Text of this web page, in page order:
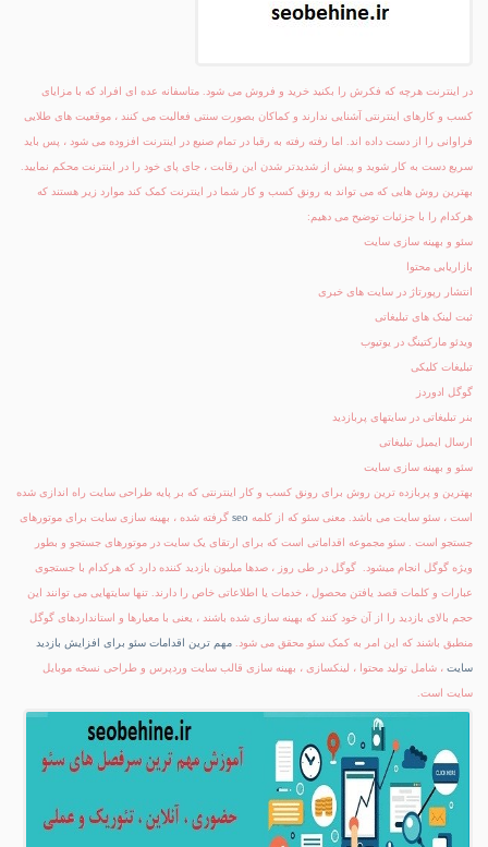
در اینترنت هرچه که فکرش را بکنید خرید و فروش می شود. متاسفانه عده ای افراد که با مزایای
کسب و کارهای اینترنتی آشنایی ندارند و کماکان بصورت سنتی فعالیت می کنند ، موقعیت های طلایی
فراوانی را از دست داده اند. اما رفته رفته به رقبا در تمام صنیع در اینترنت افزوده می شود ، پس باید
سریع دست به کار شوید و پیش از شدیدتر شدن این رقابت ، جای پای خود را در اینترنت محکم نمایید.
بهترین روش هایی که می تواند به رونق کسب و کار شما در اینترنت کمک کند موارد زیر هستند که
هرکدام را با جزئیات توضیح می دهیم:
سئو و بهینه سازی سایت
بازاریابی محتوا
انتشار رپورتاژ در سایت های خبری
ثبت لینک های تبلیغاتی
ویدئو مارکتینگ در یوتیوب
تبلیغات کلیکی
گوگل ادوردز
بنر تبلیغاتی در سایتهای پربازدید
ارسال ایمیل تبلیغاتی
سئو و بهینه سازی سایت
بهترین و پربازده ترین روش برای رونق کسب و کار اینترنتی که بر پایه طراحی سایت راه اندازی شده
است ، سئو سایت می باشد. معنی سئو که از کلمه seo گرفته شده ، بهینه سازی سایت برای موتورهای
جستجو است .سئو مجموعه اقداماتی است که برای ارتقای یک سایت در موتورهای جستجو و بطور
ویژه گوگل انجام میشود. گوگل در طی روز ، صدها میلیون بازدید کننده دارد که هرکدام با جستجوی
عبارات و کلمات قصد یافتن محصول ، خدمات یا اطلاعاتی خاص را دارند. تنها سایتهایی می توانند این
حجم بالای بازدید را از آن خود کنند که بهینه سازی شده باشند ، یعنی با معیارها و استانداردهای گوگل
منطبق باشند که این امر به کمک سئو محقق می شود.مهم ترین اقدامات سئو برای افزایش بازدید
سایت ، شامل تولید محتوا ، لینکسازی ، بهینه سازی قالب سایت وردپرس و طراحی نسخه موبایل
سایت است.